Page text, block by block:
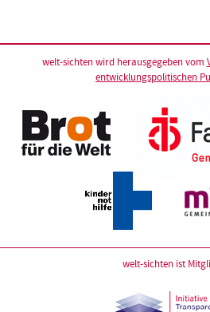
welt-sichten wird herausgegeben vom
entwicklungspolitischen
welt-sichten ist